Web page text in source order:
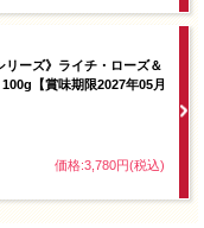
リーズ》ライチ・ローズ＆
【賞味期限2027年05月
価格:3,780円(税込)